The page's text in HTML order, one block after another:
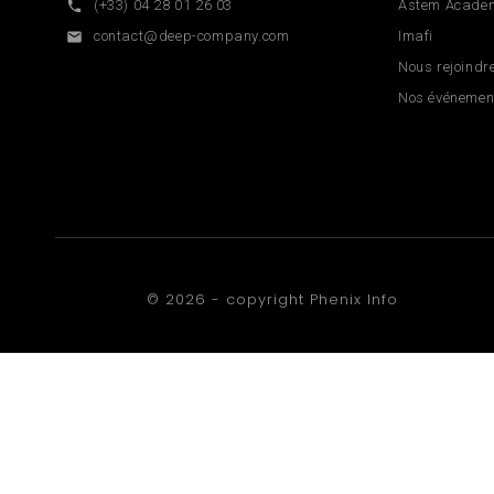

(+33) 04 28 01 26 03

contact@deep-company.com
Astem
Imafi
Nous
Nos
© 2026 - copyright Phenix Info